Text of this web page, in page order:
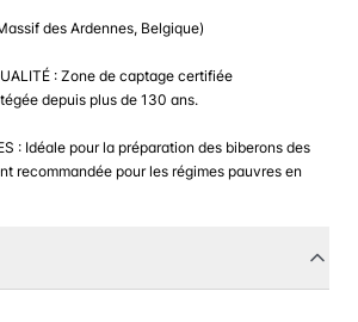
des Ardennes, Belgique)
: Zone de captage certifiée
depuis plus de 130 ans.
: Idéale pour la préparation des biberons des
recommandée pour les régimes pauvres en